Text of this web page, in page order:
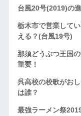
台風20号(2019)の
栃木市で営業して
える？(台風19号)
那須どうぶつ王国
重要！
呉高校の校歌がお
は誰？
最強ラーメン祭